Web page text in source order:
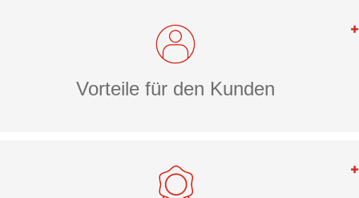
Vorteile für den Kunden